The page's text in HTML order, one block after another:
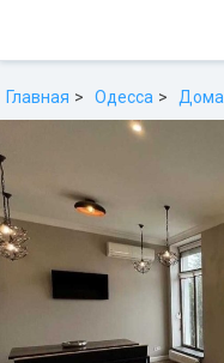
Главная Одесса Дома